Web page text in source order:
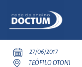
27/06/2017
TEÓFILO OTONI